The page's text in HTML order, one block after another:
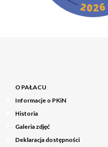
O PAŁACU
Informacje o PKiN
Historia
Galeria zdjęć
Deklaracja dostępności